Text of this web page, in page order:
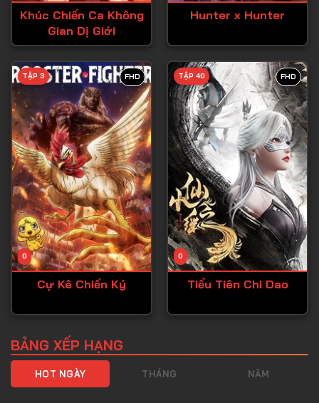
Tập 39
Tập 40
Tập 41
Tập 42
Tập 43
Tập 44
Tập 45
Tập 46
Tập 47
Tập 49
Khúc Chiến Ca Không
Gian Dị Giới
Hunter x Hunter
FHD
0
TẬP 3
Cự Kê Chiến Ký
FHD
0
TẬP 40
Tiểu Tiên Chi Dao
BẢNG XẾP HẠNG
HOT NGÀY THÁNG NĂM